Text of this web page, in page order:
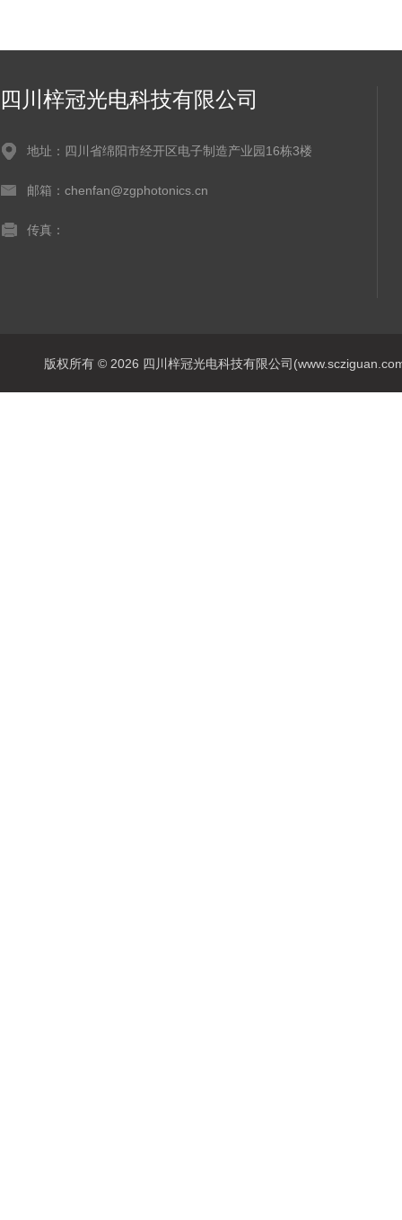
四川梓冠光电科技有限公司
地址：四川省绵阳市经开区电子制造产业园16栋3楼
邮箱：chenfan@zgphotonics.cn
传真：
版权所有 © 2026 四川梓冠光电科技有限公司